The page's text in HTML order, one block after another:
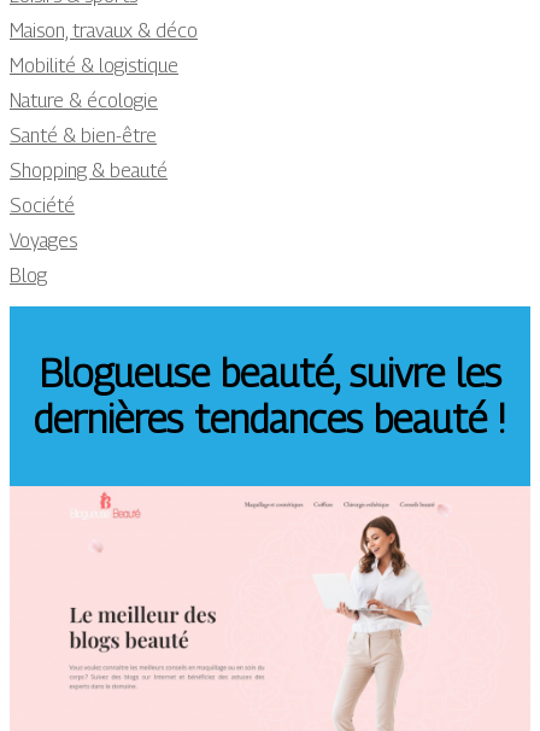
Maison, travaux & déco
Mobilité & logistique
Nature & écologie
Santé & bien-être
Shopping & beauté
Société
Voyages
Blog
Blogueuse beauté, suivre les
dernières tendances beauté !